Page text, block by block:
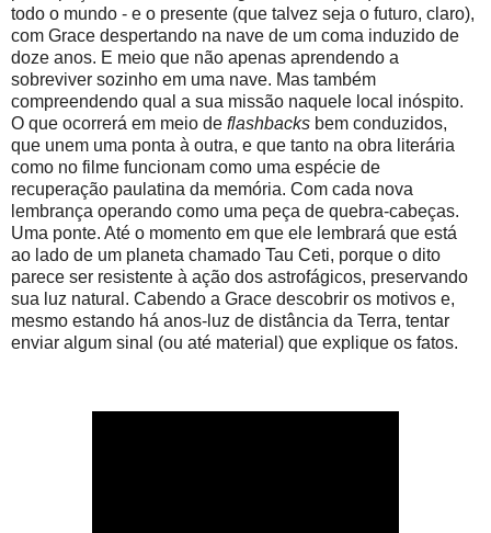
todo o mundo - e o presente (que talvez seja o futuro, claro),
com Grace despertando na nave de um coma induzido de
doze anos. E meio que não apenas aprendendo a
sobreviver sozinho em uma nave. Mas também
compreendendo qual a sua missão naquele local inóspito.
O que ocorrerá em meio de flashbacks bem conduzidos,
que unem uma ponta à outra, e que tanto na obra literária
como no filme funcionam como uma espécie de
recuperação paulatina da memória. Com cada nova
lembrança operando como uma peça de quebra-cabeças.
Uma ponte. Até o momento em que ele lembrará que está
ao lado de um planeta chamado Tau Ceti, porque o dito
parece ser resistente à ação dos astrofágicos, preservando
sua luz natural. Cabendo a Grace descobrir os motivos e,
mesmo estando há anos-luz de distância da Terra, tentar
enviar algum sinal (ou até material) que explique os fatos.